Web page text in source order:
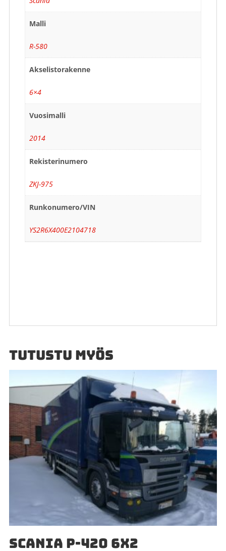
Malli
R-580
Akselistorakenne
6×4
Vuosimalli
2014
Rekisterinumero
ZKJ-975
Runkonumero/VIN
YS2R6X400E2104718
TUTUSTU MYÖS
SCANIA P-420 6X2